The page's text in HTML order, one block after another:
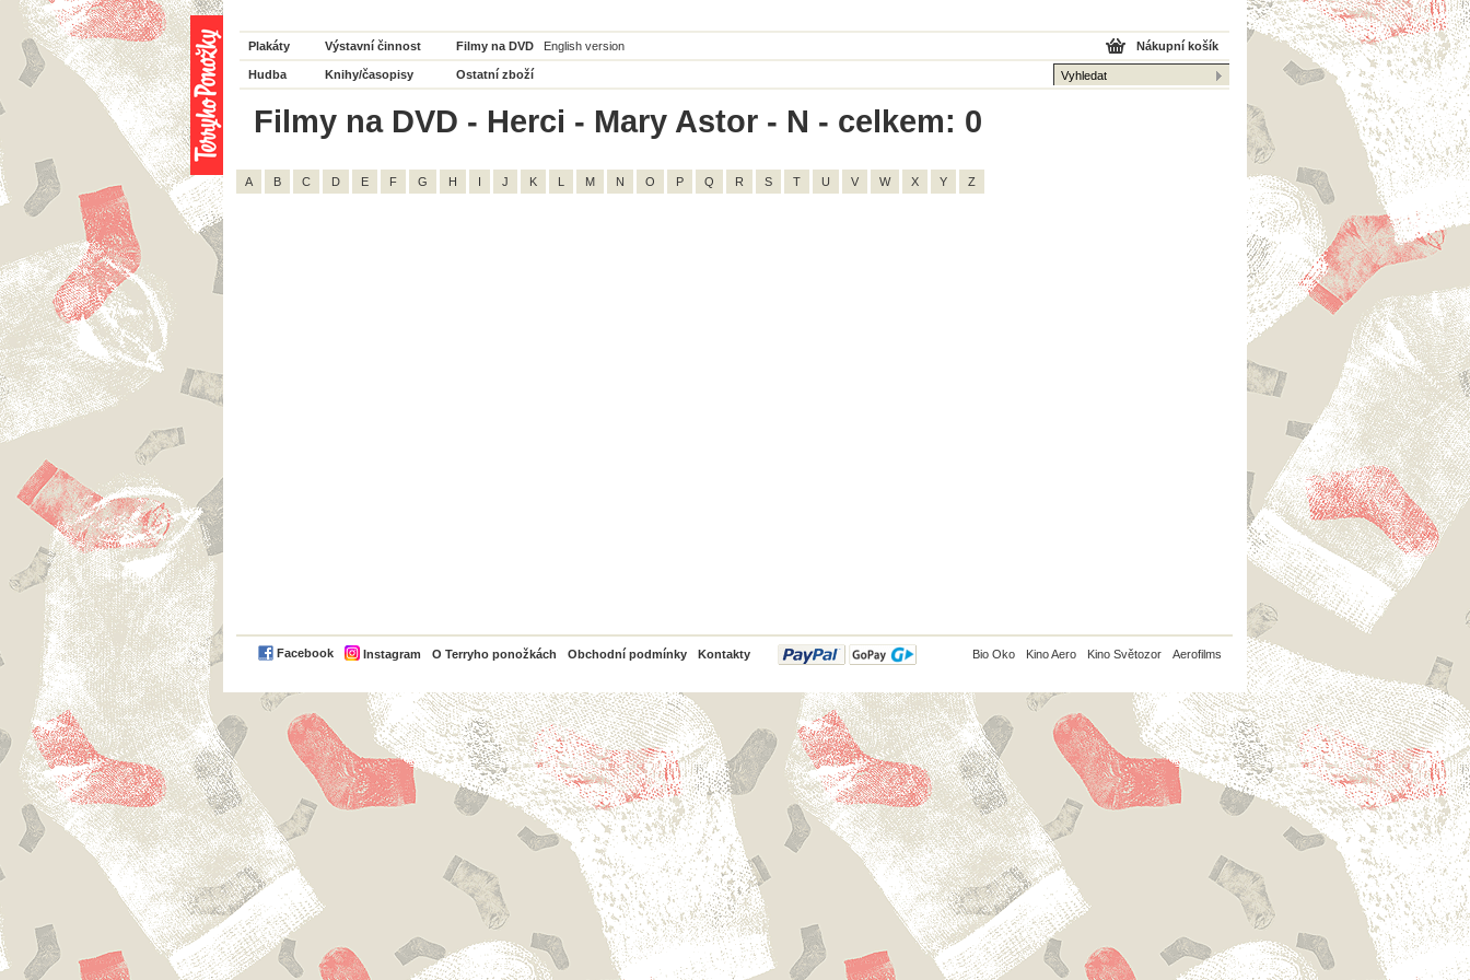
Plakáty Výstavní činnost Filmy na DVD English version
Hudba Knihy/časopisy Ostatní zboží
Nákupní košík
Filmy na DVD - Herci - Mary Astor - N - celkem: 0
A B C D E F G H I J K L M N O P Q R S T U V W X Y Z
Facebook Instagram O Terryho ponožkách Obchodní podmínky Kontakty
PayPal Bio Oko Kino Aero Kino Světozor Aerofilms